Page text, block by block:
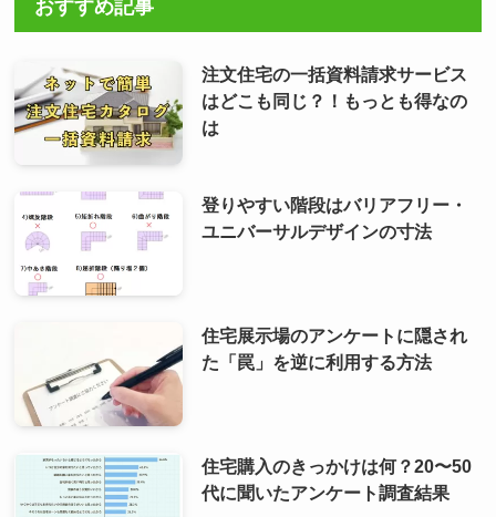
おすすめ記事
注文住宅の一括資料請求サービス
はどこも同じ？！もっとも得なの
は
登りやすい階段はバリアフリー・
ユニバーサルデザインの寸法
住宅展示場のアンケートに隠され
た「罠」を逆に利用する方法
住宅購入のきっかけは何？20〜50
代に聞いたアンケート調査結果